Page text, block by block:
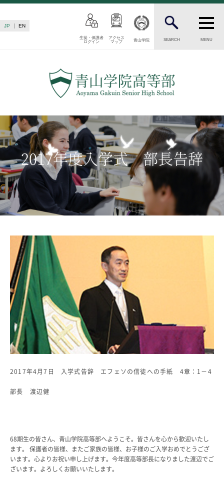
JP EN
生徒・保護者
ログイン
アクセス
マップ
青山学院 SEARCH MENU
高等部の歴史
生徒数・教職員数
一貫校の流れ
卒業後の進路
卒業生からのメッセージ
AOYAMA STYLE
特色ある教育
教科・学習内容
キリスト教教育
国際交流
平和・共生学習
高大連携
SGH活動報告
SCHOOL LIFE
スクールライフ
スクールカレンダー
クラブ・同好会
生徒自主学習団体
生徒の表彰
いじめ防止対策
2017年度入学式 部長告辞
2017年4月7日 入学式告辞 エフェソの信徒への手紙 4章：1－4
部長 渡辺健
68期生の皆さん、青山学院高等部へようこそ。皆さんを心から歓迎いたし
ます。 保護者の皆様、またご家族の皆様、お子様のご入学おめでとうござ
います。心よりお祝い申し上げます。今年度高等部長になりました渡辺でご
ざいます。よろしくお願いいたします。